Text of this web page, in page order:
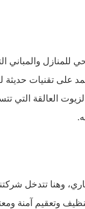
والمباني
على تقنيات
العالقة التي
وهنا تتدخل
وتعقيم آمنة